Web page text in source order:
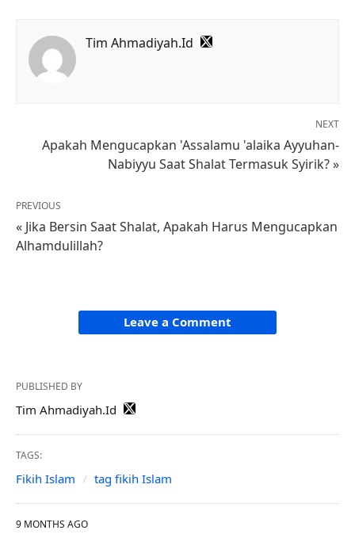
Tim Ahmadiyah.Id
NEXT
Apakah Mengucapkan 'Assalamu 'alaika Ayyuhan-
Nabiyyu Saat Shalat Termasuk Syirik? »
PREVIOUS
« Jika Bersin Saat Shalat, Apakah Harus Mengucapkan
Alhamdulillah?
Leave a Comment
PUBLISHED BY
Tim Ahmadiyah.Id
TAGS:
Fikih Islam tag fikih Islam
9 MONTHS AGO